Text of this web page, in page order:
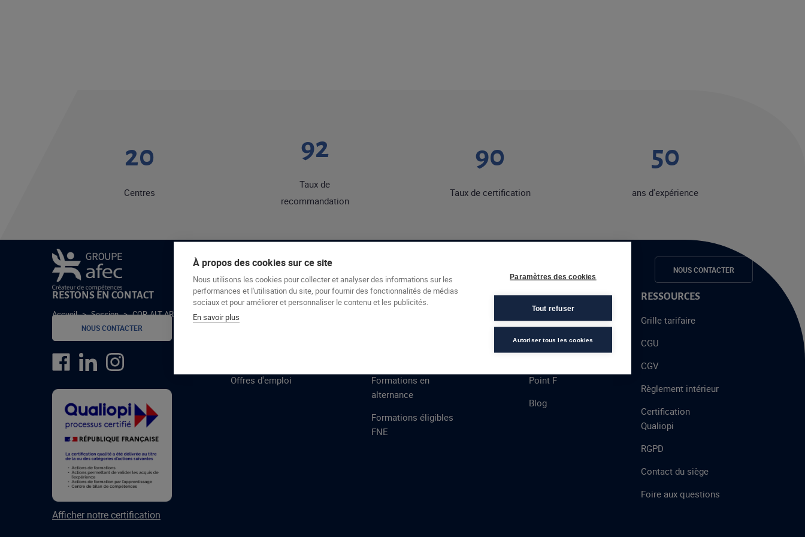
Le groupe Afec Formations Espace candidats NOUS CONTACTER
Accueil > Session > COR-ALT-ARH-24-1
20
Centres
92
Taux de
recommandation
90
Taux de certification
50
ans d'expérience
RESTONS EN CONTACT
NOUS CONTACTER
Afficher notre certification
GROUPE AFEC
Formations
Offres d'emploi
PRESTATIONS
Formations en
alternance
Formations éligibles
FNE
À PROPOS
Talent
Point F
Blog
RESSOURCES
Grille tarifaire
CGU
CGV
Règlement intérieur
Certification
Qualiopi
RGPD
Contact du siège
Foire aux questions
À propos des cookies sur ce site
Nous utilisons les cookies pour collecter et analyser des informations sur les
performances et l'utilisation du site, pour fournir des fonctionnalités de médias
sociaux et pour améliorer et personnaliser le contenu et les publicités.
En savoir plus
Paramètres des cookies
Tout refuser
Autoriser tous les cookies